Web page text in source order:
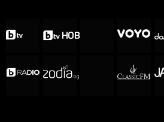
Последвайте ladyzone.bg